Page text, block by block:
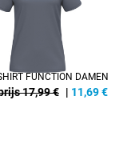
FUNCTION DAMEN
17,99 € | 11,69€